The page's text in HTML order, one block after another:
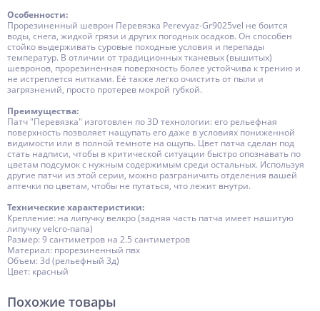
Особенности:
Прорезиненный шеврон Перевязка Perevyaz-Gr9025vel не боится
воды, снега, жидкой грязи и других погодных осадков. Он способен
стойко выдерживать суровые походные условия и перепады
температур. В отличии от традиционных тканевых (вышитых)
шевронов, прорезиненная поверхность более устойчива к трению и
не истреплется нитками. Её также легко очистить от пыли и
загрязнений, просто протерев мокрой губкой.
Преимущества:
Патч "Перевязка" изготовлен по 3D технологии: его рельефная
поверхность позволяет нащупать его даже в условиях пониженной
видимости или в полной темноте на ощупь. Цвет патча сделан под
стать надписи, чтобы в критической ситуации быстро опознавать по
цветам подсумок с нужным содержимым среди остальных. Используя
другие патчи из этой серии, можно разграничить отделения вашей
аптечки по цветам, чтобы не путаться, что лежит внутри.
Технические характеристики:
Крепление: на липучку велкро (задняя часть патча имеет нашитую
липучку velcro-папа)
Размер: 9 сантиметров на 2.5 сантиметров
Материал: прорезиненный пвх
Объем: 3d (рельефный 3д)
Цвет: красный
Похожие товары